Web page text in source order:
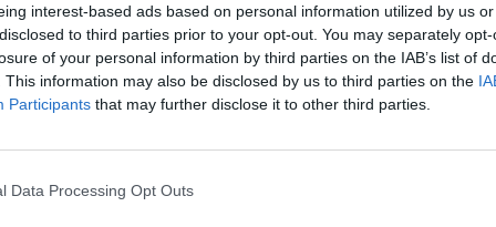
interest-based ads based on personal information utilized by us
to third parties prior to your opt-out. You may separately
of your personal information by third parties on the IAB’s list of
This information may also be disclosed by us to third parties on the
Participants that may further disclose it to other third parties.
Data Processing Opt Outs
jelzett (még IFRS változás előtti elvek szerinti) 3,050-
előtti eredmény tervet a menedzsment
tartja, mely az új IFRS elvek szerint várhatóan
2,600 millió Ft adózott eredménynek felel meg.
(bár a január-március időszak gyenge) ez
A megbízhatóságáról jól ismert társaság ezúttal